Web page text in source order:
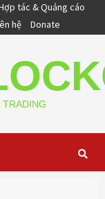
tác & Quảng cáo
hệ Donate